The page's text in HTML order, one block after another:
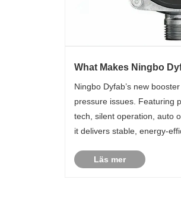
What Makes Ningbo
Pump a Game-
Ningbo Dyfab’s new
pressure issues. Featuring
tech, silent operation, auto
it delivers stable, energy-
Läs mer